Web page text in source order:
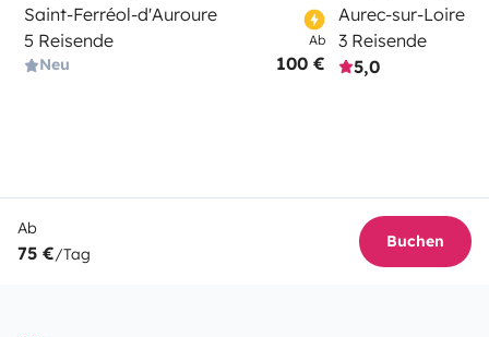
Saint-Ferréol-d'Auroure
5 Reisende
Neu
Ab
100 €
Aurec-sur-Loire
3 Reisende
5,0
Ab
75 €/Tag
Buchen